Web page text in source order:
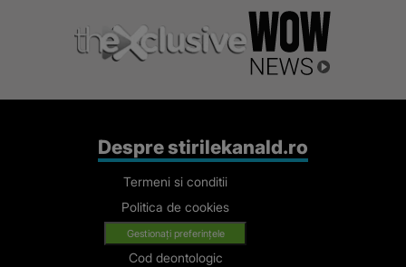
Despre stirilekanald.ro
Termeni si conditii
Politica de cookies
Gestionați preferințele
Cod deontologic